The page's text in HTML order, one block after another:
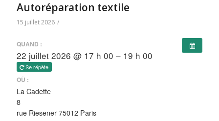
Autoréparation textile
15 juillet 2026 /
QUAND :
22 juillet 2026 @ 17 h 00 – 19 h 00
Se répète
OÙ :
La Cadette
8
rue Riesener 75012 Paris